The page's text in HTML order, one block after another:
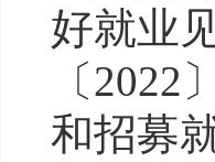
好就业
〔2022
和招募